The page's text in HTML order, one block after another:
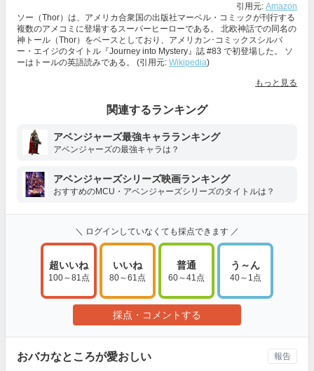
引用元: Amazon
ソー（Thor）は、アメリカ合衆国の出版社マーベル・コミックが刊行する
複数のアメコミに登場するスーパーヒーローである。 北欧神話での同名の
神トール（Thor）をベースとしており、アメリカン･コミックスシルバ
ー・エイジのタイトル『Journey into Mystery』誌 #83 で初登場した。 ソ
ーはトールの英語読みである。 (引用元: Wikipedia)
もっと見る
関連するランキング
アベンジャーズ最強キャラランキング
アベンジャーズの最強キャラは？
アベンジャーズシリーズ映画ランキング
おすすめのMCU・アベンジャーズシリーズのタイトルは？
＼ ログインしていなくても採点できます ／
超いいね
100～81点
いいね
80～61点
普通
60～41点
う～ん
40～1点
採点・コメントする
おバカなところが愛おしい 報告